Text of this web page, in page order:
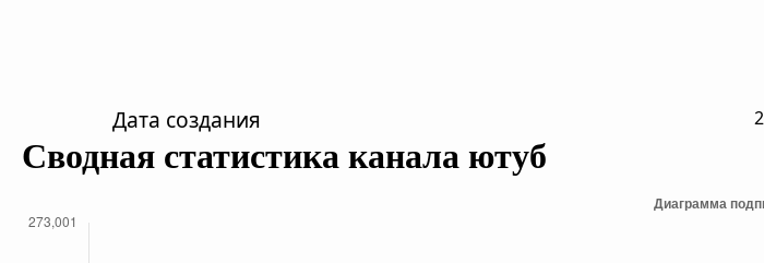
Дата создания
Сводная статистика канала ютуб